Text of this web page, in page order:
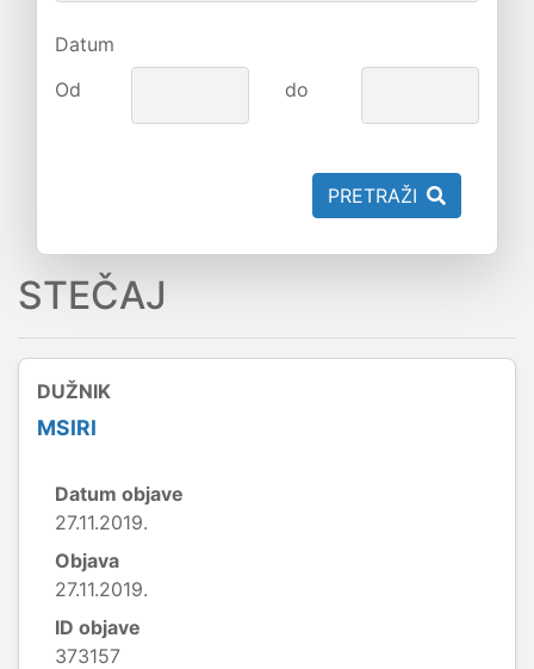
Datum
Od
do
PRETRAŽI
STEČAJ
DUŽNIK
MSIRI
Datum objave
27.11.2019.
Objava
27.11.2019.
ID objave
373157